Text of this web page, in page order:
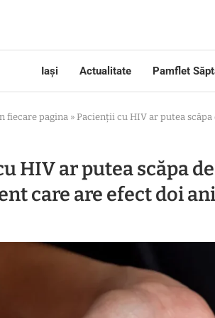
Iași Actualitate Pamflet
fiecare pagina » Pacienții cu HIV ar putea
HIV ar putea scăpa
care are efect doi ani